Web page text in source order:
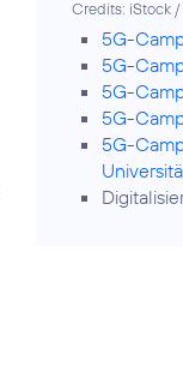
Credits: iStock
5G-
5G-
5G-
5G-
5G-